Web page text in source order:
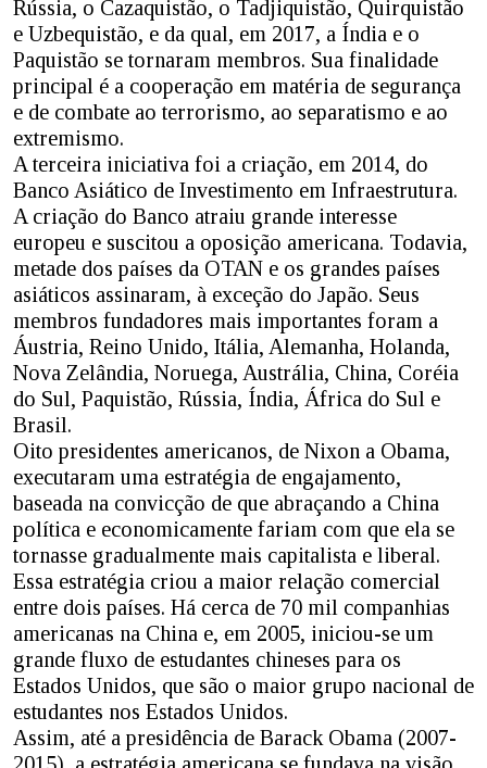
Rússia, o Cazaquistão, o Tadjiquistão, Quirquistão
e Uzbequistão, e da qual, em 2017, a Índia e o
Paquistão se tornaram membros. Sua finalidade
principal é a cooperação em matéria de segurança
e de combate ao terrorismo, ao separatismo e ao
extremismo.
A terceira iniciativa foi a criação, em 2014, do
Banco Asiático de Investimento em Infraestrutura.
A criação do Banco atraiu grande interesse
europeu e suscitou a oposição americana. Todavia,
metade dos países da OTAN e os grandes países
asiáticos assinaram, à exceção do Japão. Seus
membros fundadores mais importantes foram a
Áustria, Reino Unido, Itália, Alemanha, Holanda,
Nova Zelândia, Noruega, Austrália, China, Coréia
do Sul, Paquistão, Rússia, Índia, África do Sul e
Brasil.
Oito presidentes americanos, de Nixon a Obama,
executaram uma estratégia de engajamento,
baseada na convicção de que abraçando a China
política e economicamente fariam com que ela se
tornasse gradualmente mais capitalista e liberal.
Essa estratégia criou a maior relação comercial
entre dois países. Há cerca de 70 mil companhias
americanas na China e, em 2005, iniciou-se um
grande fluxo de estudantes chineses para os
Estados Unidos, que são o maior grupo nacional de
estudantes nos Estados Unidos.
Assim, até a presidência de Barack Obama (2007-